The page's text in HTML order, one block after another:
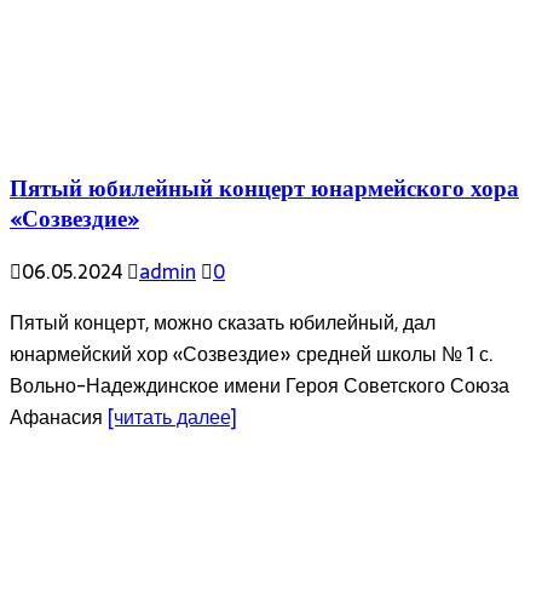
Пятый юбилейный концерт юнармейского хора
«Созвездие»
06.05.2024 admin
0
Пятый концерт, можно сказать юбилейный, дал
юнармейский хор «Созвездие» средней школы № 1 с.
Вольно-Надеждинское имени Героя Советского Союза
Афанасия [читать далее]